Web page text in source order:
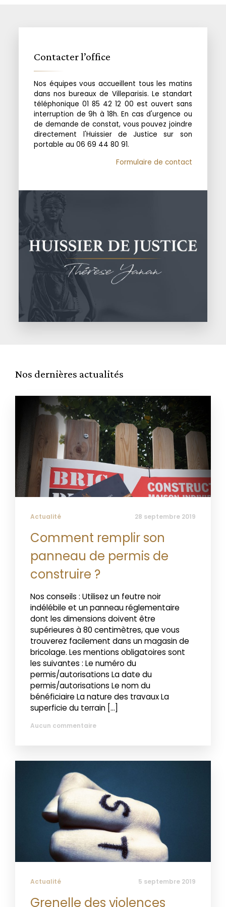
Contacter l’office
Nos équipes vous accueillent tous les matins
dans nos bureaux de Villeparisis. Le standart
téléphonique 01 85 42 12 00 est ouvert sans
interruption de 9h à 18h. En cas d'urgence ou
de demande de constat, vous pouvez joindre
directement l'Huissier de Justice sur son
portable au 06 69 44 80 91.
Formulaire de contact
Nos dernières actualités
Actualité 28 septembre 2019
Comment remplir son
panneau de permis de
construire ?
Nos conseils : Utilisez un feutre noir
indélébile et un panneau réglementaire
dont les dimensions doivent être
supérieures à 80 centimètres, que vous
trouverez facilement dans un magasin de
bricolage. Les mentions obligatoires sont
les suivantes : Le numéro du
permis/autorisations La date du
permis/autorisations Le nom du
bénéficiaire La nature des travaux La
superficie du terrain […]
Aucun commentaire
Actualité 5 septembre 2019
Grenelle des violences